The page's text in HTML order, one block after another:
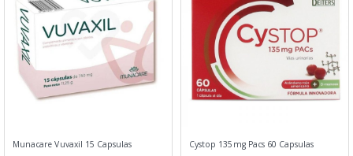
Munacare Vuvaxil 15 Capsulas Cystop 135mg Pacs 60 Capsulas